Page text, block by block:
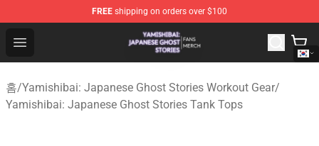
FREE shipping on orders over $100
Open menu
Yamishibai: Japanese Ghost Stories Shop - Official
홈/Yamishibai: Japanese Ghost Stories Workout Gear/
Yamishibai: Japanese Ghost Stories Tank Tops